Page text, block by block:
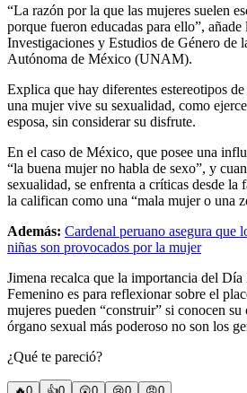
“La razón por la que las mujeres suelen
porque fueron educadas para ello”,
Investigaciones y Estudios de Género de
Autónoma de México (UNAM).
Explica que hay diferentes estereotipos
una mujer vive su sexualidad, como
esposa, sin considerar su disfrute.
En el caso de México, que posee una
“la buena mujer no habla de sexo”, y
sexualidad, se enfrenta a críticas desde la
la califican como una “mala mujer o una
Además: Cardenal peruano asegura que
niñas son provocados por la mujer
Jimena recalca que la importancia del
Femenino es para reflexionar sobre el
mujeres pueden “construir” si conocen
órgano sexual más poderoso no son los
¿Qué te pareció?